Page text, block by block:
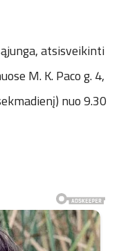
atsisveikinti
M. K. Paco g. 4,
nuo 9.30